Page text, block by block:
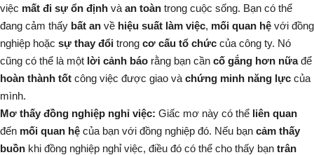
việc mất đi sự ổn định và an toàn trong cuộc sống. Bạn có thể
đang cảm thấy bất an về hiệu suất làm việc, mối quan hệ với đồng
nghiệp hoặc sự thay đổi trong cơ cấu tổ chức của công ty. Nó
cũng có thể là một lời cảnh báo rằng bạn cần cố gắng hơn nữađể
hoàn thành tốt công việc được giao và chứng minh năng lực của
mình.
Mơ thấy đồng nghiệp nghỉ việc: Giấc mơ này có thể liên quan
đến mối quan hệ của bạn với đồng nghiệp đó. Nếu bạn cảm thấy
buồn khi đồng nghiệp nghỉ việc, điều đó có thể cho thấy bạn trân